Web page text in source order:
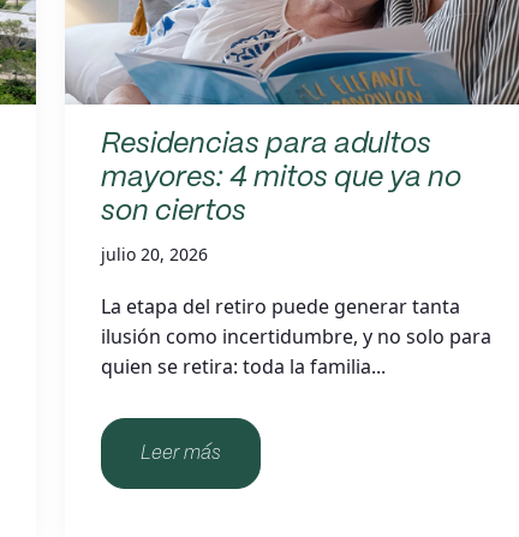
Residencias para adultos
mayores: 4 mitos que ya no
son ciertos
julio 20, 2026
La etapa del retiro puede generar tanta
ilusión como incertidumbre, y no solo para
quien se retira: toda la familia...
Leer más